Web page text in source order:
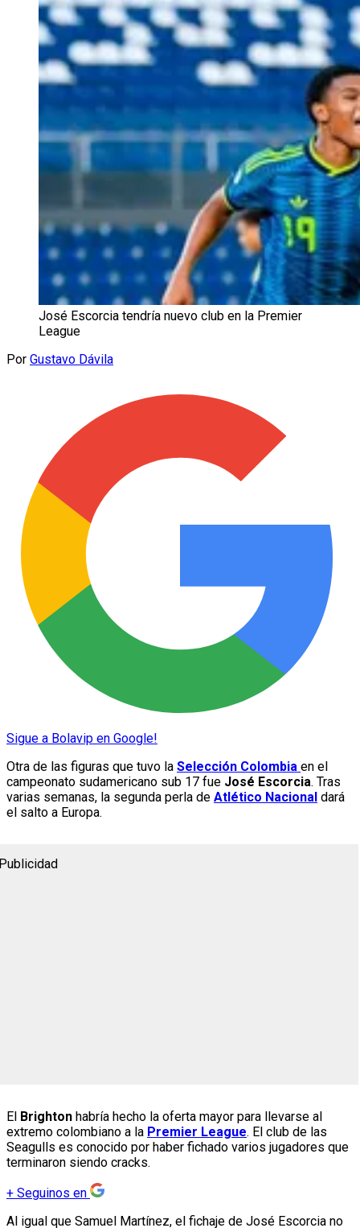
José Escorcia tendría nuevo club en la Premier
League
Por Gustavo Dávila
Sigue a Bolavip en Google!
Otra de las figuras que tuvo la Selección Colombia en el
campeonato sudamericano sub 17 fue José Escorcia. Tras
varias semanas, la segunda perla de Atlético Nacional dará
el salto a Europa.
El Brighton habría hecho la oferta mayor para llevarse al
extremo colombiano a la Premier League. El club de las
Seagulls es conocido por haber fichado varios jugadores que
terminaron siendo cracks.
+ Seguinos en
Al igual que Samuel Martínez, el fichaje de José Escorcia no